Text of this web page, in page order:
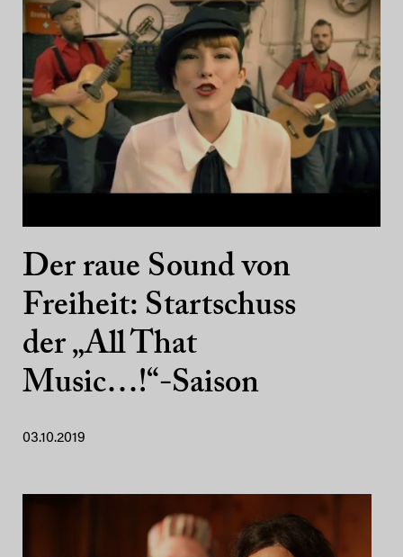
Der raue Sound von
Freiheit: Startschuss
der „All That
Music…!“-Saison
03.10.2019